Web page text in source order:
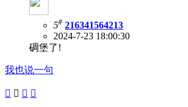
5# 216341564213
2024-7-23 18:00:30
碉堡了!
我也说一句
   